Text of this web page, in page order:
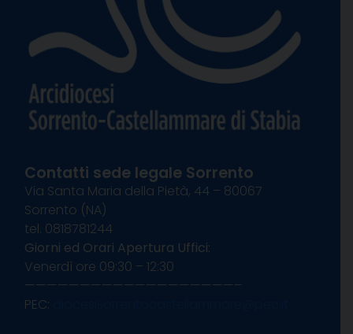
Contatti sede legale Sorrento
Via Santa Maria della Pietà, 44 – 80067
Sorrento (NA)
tel. 0818781244
Giorni ed Orari Apertura Uffici:
Venerdì ore 09:30 – 12:30
———————————————————–
PEC: